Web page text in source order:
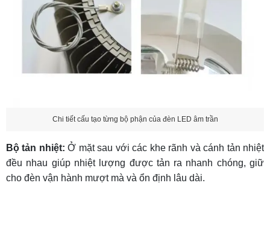
Chi tiết cấu tạo từng bộ phận của đèn LED âm trần
Bộ tản nhiệt:Ở mặt sau với các khe rãnh và cánh tản nhiệt
đều nhau giúp nhiệt lượng được tản ra nhanh chóng, giữ
cho đèn vận hành mượt mà và ổn định lâu dài.